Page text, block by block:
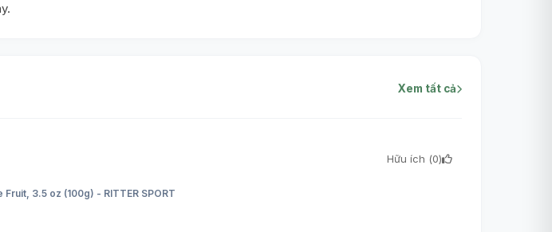
Xem tất cả
Hữu ích (0)
3.5 oz (100g) - RITTER SPORT